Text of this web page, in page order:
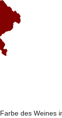
des Weines